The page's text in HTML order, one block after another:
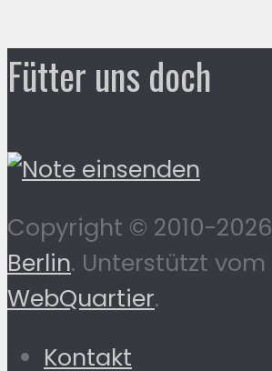
Fütter uns doch
Copyright © 2010-2026
Berlin. Unterstützt vom
WebQuartier.
Kontakt